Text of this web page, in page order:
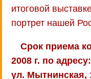
итоговой
портрет нашей
Срок приема
2008 г. по
ул. Мытнинская,